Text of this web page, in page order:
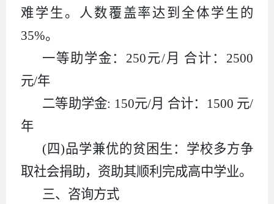
难学生。人数覆盖率达到全体学生的
35%。
一等助学金：250元/月 合计：2500
元/年
二等助学金: 150元/月 合计：1500 元/
年
(四)品学兼优的贫困生：学校多方争
取社会捐助，资助其顺利完成高中学业。
三、咨询方式